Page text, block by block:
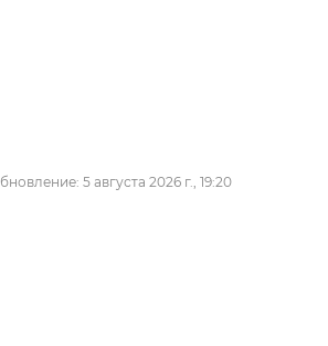
5 августа 2026 г., 19:20